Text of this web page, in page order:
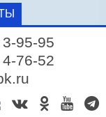
95-95
76-52